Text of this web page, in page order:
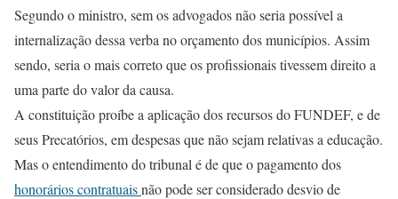
Segundo o ministro, sem os advogados não seria possível a
internalização dessa verba no orçamento dos municípios. Assim
sendo, seria o mais correto que os profissionais tivessem direito a
uma parte do valor da causa.
A constituição proíbe a aplicação dos recursos do FUNDEF, e de
seus Precatórios, em despesas que não sejam relativas a educação.
Mas o entendimento do tribunal é de que o pagamento dos
honorários contratuaisnão pode ser considerado desvio de